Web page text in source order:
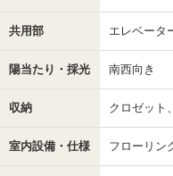
共用部 エレベータ
陽当たり・採光 南西向き
収納 クロゼット
室内設備・仕様 フローリン